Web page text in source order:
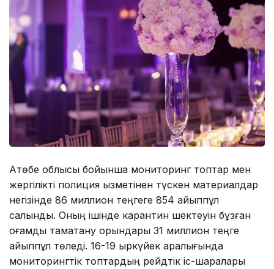
Ақтөбе облысы бойынша мониторинг топтар мен
жергілікті полиция қызметінен түскен материалдар
негізінде 86 миллион теңгеге 854 айыппұл
салынды. Оның ішінде карантин шектеуін бұзған
қоғамдық тамақтану орындары 31 миллион теңге
айыппұл төледі. 16-19 қыркүйек аралығында
мониторингтік топтардың рейдтік іс-шаралары